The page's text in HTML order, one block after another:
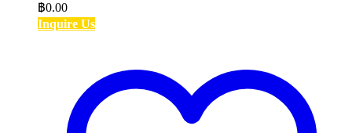
฿0.00
Inquire Us